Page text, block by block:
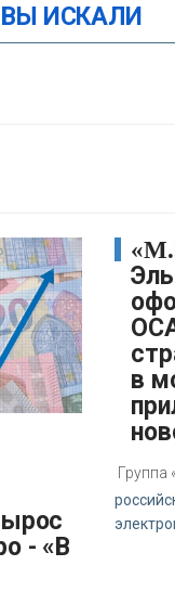
ИСКАЛИ
- «В
«М.Видео-
в
Группа